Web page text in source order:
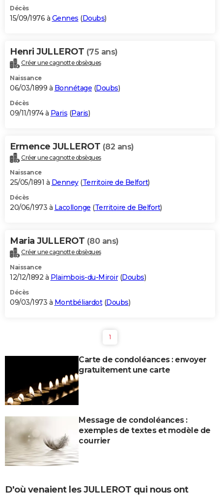
Décès
15/09/1976 à Gennes (Doubs)
Henri JULLEROT (75 ans)
Créer une cagnotte obsèques
Naissance
06/03/1899 à Bonnétage (Doubs)
Décès
09/11/1974 à Paris (Paris)
Ermence JULLEROT (82 ans)
Créer une cagnotte obsèques
Naissance
25/05/1891 à Denney(Territoire de Belfort)
Décès
20/06/1973 à Lacollonge (Territoire de Belfort)
Maria JULLEROT (80 ans)
Créer une cagnotte obsèques
Naissance
12/12/1892 à Plaimbois-du-Miroir(Doubs)
Décès
09/03/1973 à Montbéliardot(Doubs)
1
Carte de condoléances : envoyer
gratuitement une carte
Message de condoléances :
exemples de textes et modèle de
courrier
D'où venaient les JULLEROT qui nous ont